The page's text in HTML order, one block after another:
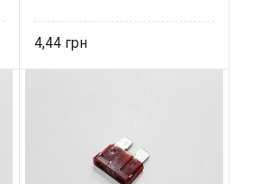
4,44